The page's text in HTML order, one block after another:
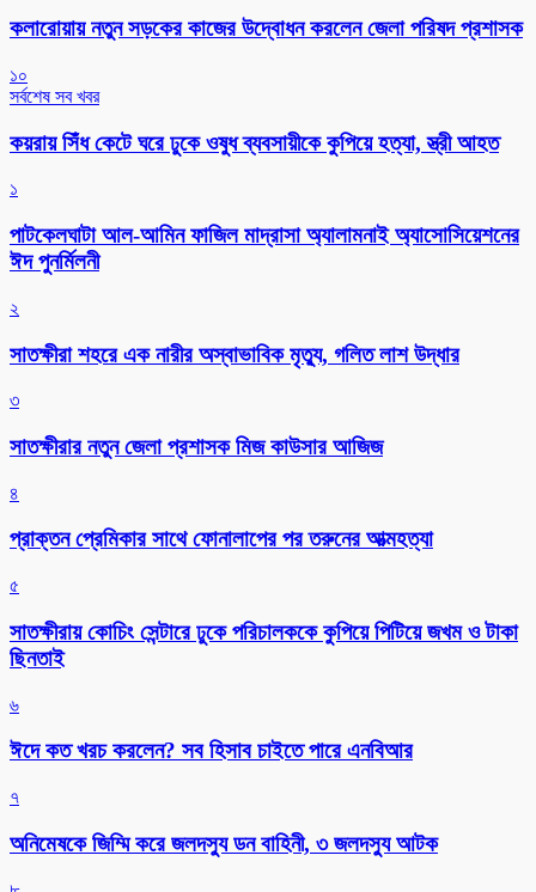
কলারোয়ায় নতুন সড়কের কাজের উদ্বোধন করলেন জেলা পরিষদ প্রশাসক
১০
সর্বশেষ সব খবর
কয়রায় সিঁধ কেটে ঘরে ঢুকে ওষুধ ব্যবসায়ীকে কুপিয়ে হত্যা, স্ত্রী আহত
১
পাটকেলঘাটা আল-আমিন ফাজিল মাদ্রাসা অ্যালামনাই অ্যাসোসিয়েশনের
ঈদ পুনর্মিলনী
২
সাতক্ষীরা শহরে এক নারীর অস্বাভাবিক মৃত্যু, গলিত লাশ উদ্ধার
৩
সাতক্ষীরার নতুন জেলা প্রশাসক মিজ কাউসার আজিজ
৪
প্রাক্তন প্রেমিকার সাথে ফোনালাপের পর তরুনের আত্মহত্যা
৫
সাতক্ষীরায় কোচিং সেন্টারে ঢুকে পরিচালককে কুপিয়ে পিটিয়ে জখম ও টাকা
ছিনতাই
৬
ঈদে কত খরচ করলেন? সব হিসাব চাইতে পারে এনবিআর
৭
অনিমেষকে জিম্মি করে জলদস্যু ডন বাহিনী, ৩ জলদস্যু আটক